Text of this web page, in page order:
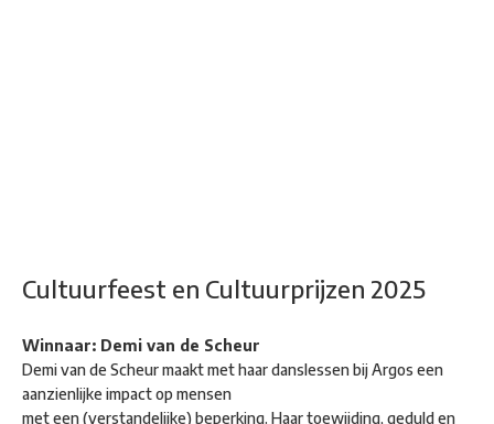
Cultuurfeest en Cultuurprijzen 2025
Winnaar: Demi van de Scheur
Demi van de Scheur maakt met haar danslessen bij Argos een
aanzienlijke impact op mensen
met een (verstandelijke) beperking. Haar toewijding, geduld en